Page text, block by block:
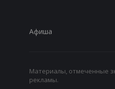
Афиша
Материалы, отмеченные
рекламы.